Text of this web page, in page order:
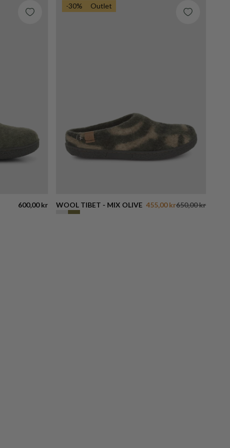
600,00 kr
-30% Outlet
WOOL TIBET - MIX OLIVE 455,00 kr650,00 kr